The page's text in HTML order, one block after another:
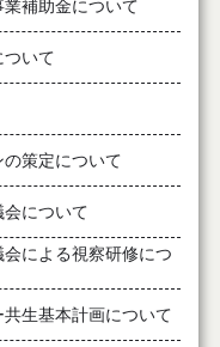
補助金について
ついて
策定について
について
による視察研修につ
生基本計画について